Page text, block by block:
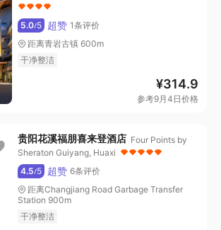
5.0/5 超赞 1条评价
距离青岩古镇 600m
干净整洁
¥314.9
参考9月4日价格
贵阳花溪福朋喜来登酒店 Four Points by
Sheraton Guiyang, Huaxi
4.5/5 超赞 6条评价
距离Changjiang Road Garbage Transfer
Station 900m
干净整洁